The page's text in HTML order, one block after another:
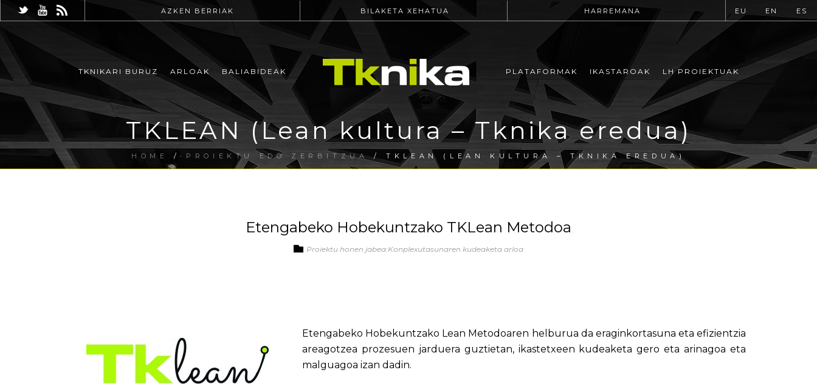
AZKEN BERRIAK BILAKETA XEHATUA HARREMANA EU EN ES
TKNIKARI BURUZ ARLOAK BALIABIDEAK PLATAFORMAK IKASTAROAK LH PROIEKTUAK
TKLEAN (Lean kultura – Tknika eredua)
HOME / PROIEKTU EDO ZERBITZUA / TKLEAN (LEAN KULTURA – TKNIKA EREDUA)
Etengabeko Hobekuntzako TKLean Metodoa
Proiektu honen jabea:Konplexutasunaren kudeaketa arloa
Etengabeko Hobekuntzako Lean Metodoaren helburua da eraginkortasuna eta efizientzia
areagotzea prozesuen jarduera guztietan, ikastetxeen kudeaketa gero eta arinagoa eta
malguagoa izan dadin.